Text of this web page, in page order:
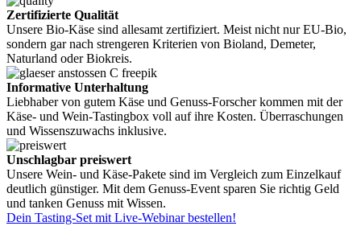
Zertifizierte Qualität
Unsere Bio-Käse sind allesamt zertifiziert. Meist nicht nur EU-Bio,
sondern gar nach strengeren Kriterien von Bioland, Demeter,
Naturland oder Biokreis.
Informative Unterhaltung
Liebhaber von gutem Käse und Genuss-Forscher kommen mit der
Käse- und Wein-Tastingbox voll auf ihre Kosten. Überraschungen
und Wissenszuwachs inklusive.
Unschlagbar preiswert
Unsere Wein- und Käse-Pakete sind im Vergleich zum Einzelkauf
deutlich günstiger. Mit dem Genuss-Event sparen Sie richtig Geld
und tanken Genuss mit Wissen.
Dein Tasting-Set mit Live-Webinar bestellen!